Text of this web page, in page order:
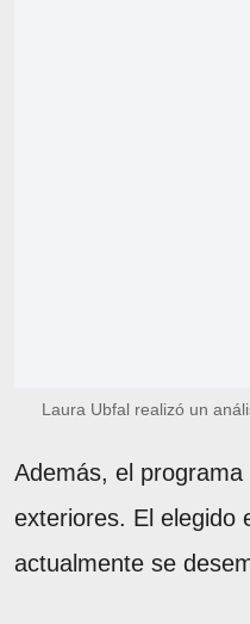
Laura Ubfal realizó un
Además, el
exteriores. El elegido
actualmente se